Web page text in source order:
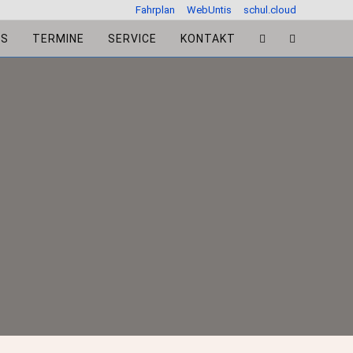
Fahrplan WebUntis schul.cloud
TERMINE SERVICE KONTAKT